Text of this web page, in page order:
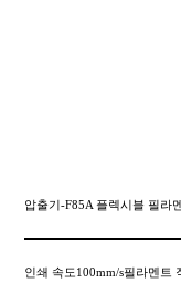
압출기-F85A 플렉시블 필라
인쇄 속도100mm/s필라멘트